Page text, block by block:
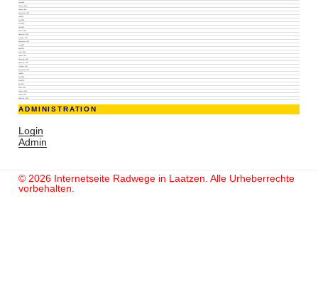
Juni 2024
Februar 2024
Januar 2024
September 2023
Juli 2023
Juni 2023
Mai 2023
April 2023
Januar 2023
November 2022
Oktober 2022
September 2022
Juni 2022
April 2022
März 2022
Januar 2022
Dezember 2021
November 2021
Oktober 2021
September 2021
Juli 2021
Juni 2021
Mai 2021
April 2021
März 2021
Februar 2021
Januar 2021
Dezember 2020
ADMINISTRATION
Login
Admin
© 2026 Internetseite Radwege in Laatzen. Alle Urheberrechte
vorbehalten.